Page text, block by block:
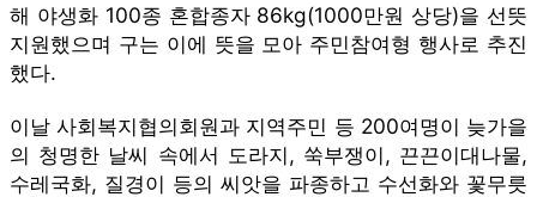
해 야생화 100종 혼합종자 86kg(1000만원 상당)을 선뜻
지원했으며 구는 이에 뜻을 모아 주민참여형 행사로 추진
했다.
이날 사회복지협의회원과 지역주민 등 200여명이 늦가을
의 청명한 날씨 속에서 도라지, 쑥부쟁이, 끈끈이대나물,
수레국화, 질경이 등의 씨앗을 파종하고 수선화와 꽃무릇